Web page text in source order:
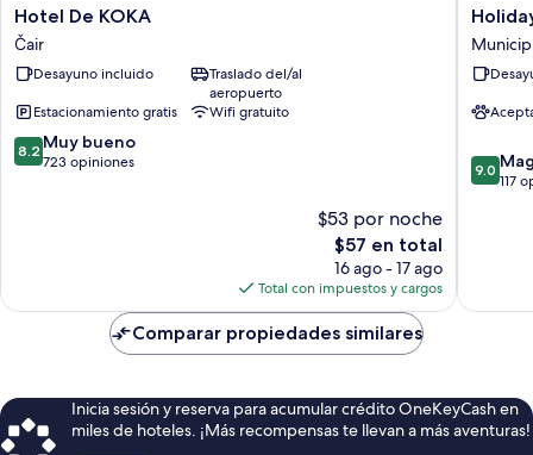
Hotel
De
KOKA
Čair
Hotel De KOKA
Čair
Desayuno incluido
Traslado del/al
aeropuerto
Estacionamiento gratis
Wifi gratuito
8.2
de
8.2 Muy bueno
723 opiniones
$53 por noche
El
precio
actual
es
de
$57
$57 en total
16 ago - 17 ago
Total con impuestos y cargos
Holiday
Inn
Express
Skopje
Centre
de
Centar
9.0
de
9.0
117
Comparar propiedades similares
Inicia sesión y reserva para acumular crédito OneKeyCash en
miles de hoteles. ¡Más recompensas te llevan a más aventuras!